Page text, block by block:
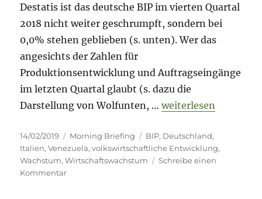
Destatis ist das deutsche BIP im vierten Quartal
2018 nicht weiter geschrumpft, sondern bei
0,0% stehen geblieben (s. unten). Wer das
angesichts der Zahlen für
Produktionsentwicklung und Auftragseingänge
im letzten Quartal glaubt (s. dazu die
Darstellung von Wolfunten, …„Morning Briefing –
weiterlesen
Veröffentlicht
am
14/02/2019 Kategorien
Morning Briefing Schlagwörter
BIP, Deutschland,
Italien,Venezuela,volkswirtschaftliche Entwicklung,
Wachstum,Wirtschaftswachstum
Schreibe einen
Kommentarzu